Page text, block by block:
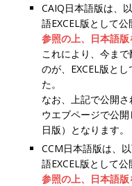
CAIQ日本語版は、
語EXCEL版として
参照の上、日本語
これにより、今ま
のが、EXCEL版と
た。
なお、上記で公開
ウエブページで公
日版）となります。
CCM日本語版は、
語EXCEL版として
参照の上、日本語